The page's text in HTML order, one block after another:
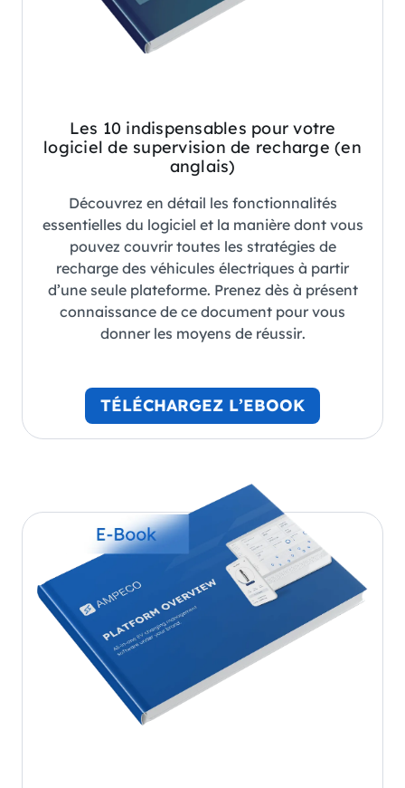
Les 10 indispensables pour votre
logiciel de supervision de recharge (en
anglais)
Découvrez en détail les fonctionnalités
essentielles du logiciel et la manière dont vous
pouvez couvrir toutes les stratégies de
recharge des véhicules électriques à partir
d’une seule plateforme. Prenez dès à présent
connaissance de ce document pour vous
donner les moyens de réussir.
TÉLÉCHARGEZ L’EBOOK